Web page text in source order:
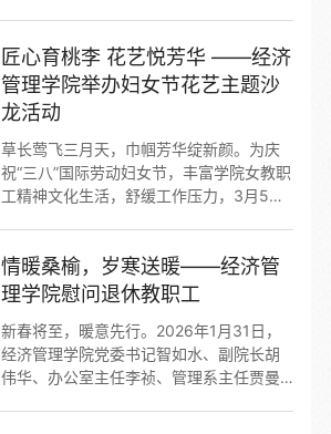
匠心育桃李 花艺悦芳华 ——经济
管理学院举办妇女节花艺主题沙
龙活动
草长莺飞三月天，巾帼芳华绽新颜。为庆
祝“三八”国际劳动妇女节，丰富学院女教职
工精神文化生活，舒缓工作压力，3月5日
工齐聚一堂，以花会友，共庆美好节日。
活动现场花香萦绕，玫瑰、洋桔梗、小雏
老师现场授课，从花材搭配、修剪技巧到
造型设计，进行细致讲解与实操示范，手
把手指导大家制作花艺作品。创作过程
情暖桑榆，岁寒送暖——经济管
理学院慰问退休教职工
新春将至，暖意先行。2026年1月31日，
经济管理学院党委书记智如水、副院长胡
伟华、办公室主任李祯、管理系主任贾曼